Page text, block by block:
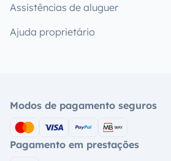
Assistências de aluguer
Ajuda proprietário
Modos de pagamento seguros
Pagamento em prestações